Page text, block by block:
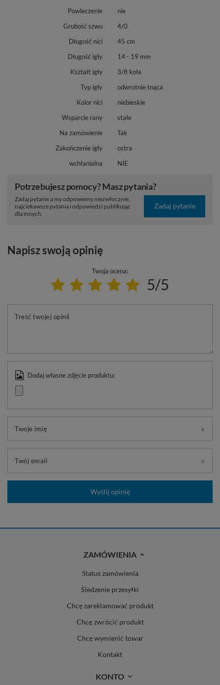
Powleczenie
nie
Grubość szwu
4/0
Długość nici
45 cm
Długość igły
14 - 19 mm
Kształt igły
3/8 koła
Typ igły
odwrotnie tnąca
Kolor nici
niebieskie
Wsparcie rany
stałe
Na zamówienie
Tak
Zakończenie igły
ostra
wchłanialna
NIE
Potrzebujesz pomocy? Masz pytania?
Zadaj pytanie a my odpowiemy niezwłocznie,
najciekawsze pytania i odpowiedzi publikując
dla innych.
Zadaj pytanie
Napisz swoją opinię
Twoja ocena:
5/5
Treść twojej opinii
Dodaj własne zdjęcie produktu:
Twoje imię
Twój email
Wyślij opinię
ZAMÓWIENIA
Status zamówienia
Śledzenie przesyłki
Chcę zareklamować produkt
Chcę zwrócić produkt
Chcę wymienić towar
Kontakt
KONTO